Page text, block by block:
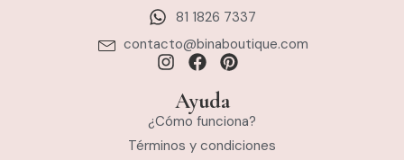
81 1826 7337
contacto@binaboutique.com
Ayuda
¿Cómo funciona?
Términos y condiciones